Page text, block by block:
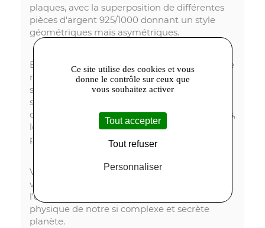
plaques, avec la superposition de différentes
pièces d'argent 925/1000 donnant un style
géométriques mais asymétriques.
Enfin pour d'autres pièces, toutes uniques je le
rappelle, l'on trouve un référence à la
spéléologie, plus spécifiquement aux
stalactites et stalagmites, naissant et évoluant
dans les grottes. Leurs formes sont irrégulières,
longilignes, et parfois elles semblent se réunir
pour former des colonnes.
Vous l'avez compris Geologic Collection,
voyage visuel, style brut, très marqué où
l'esthétique des bijoux souligne l'histoire
physique de notre si complexe et secrète
planète.
Ce site utilise des cookies et vous
donne le contrôle sur ceux que
vous souhaitez activer
Tout accepter
Tout refuser
Personnaliser